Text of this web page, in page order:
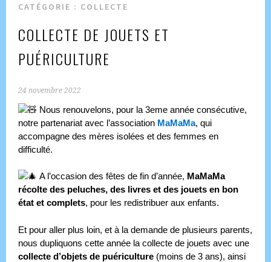
CATÉGORIE : COLLECTE
COLLECTE DE JOUETS ET
PUÉRICULTURE
24 novembre 2022
Nous renouvelons, pour la 3eme année consécutive,
notre partenariat avec l’association MaMaMa, qui
accompagne des mères isolées et des femmes en
difficulté.
A l’occasion des fêtes de fin d’année, MaMaMa
récolte des peluches, des livres et des jouets en bon
état et complets, pour les redistribuer aux enfants.
Et pour aller plus loin, et à la demande de plusieurs parents,
nous dupliquons cette année la collecte de jouets avec une
collecte d’objets de puériculture (moins de 3 ans), ainsi